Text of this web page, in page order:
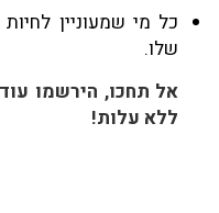
כל מי שמעוניין
שלו.
אל תחכו, הירשמו
ללא עלות!